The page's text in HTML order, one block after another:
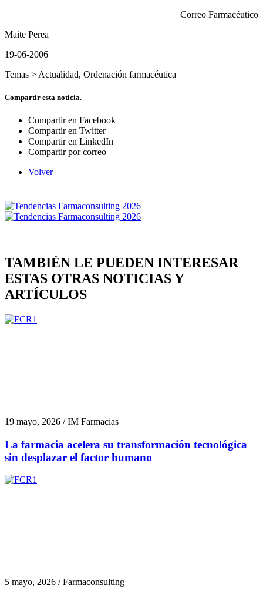
Correo Farmacéutico
Maite Perea
19-06-2006
Temas > Actualidad, Ordenación farmacéutica
Compartir esta noticía.
Compartir en Facebook
Compartir en Twitter
Compartir en LinkedIn
Compartir por correo
Volver
TAMBIÉN LE PUEDEN INTERESAR
ESTAS OTRAS NOTICIAS Y
ARTÍCULOS
19 mayo, 2026 / IM Farmacias
La farmacia acelera su transformación tecnológica
sin desplazar el factor humano
5 mayo, 2026 / Farmaconsulting